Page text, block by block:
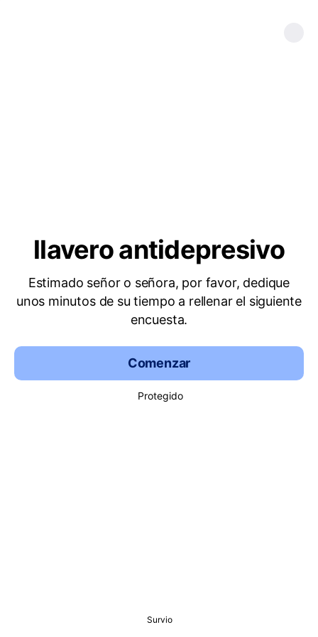
llavero antidepresivo
Estimado señor o señora, por favor, dedique
unos minutos de su tiempo a rellenar el siguiente
encuesta.
Comenzar
Protegido
Survio